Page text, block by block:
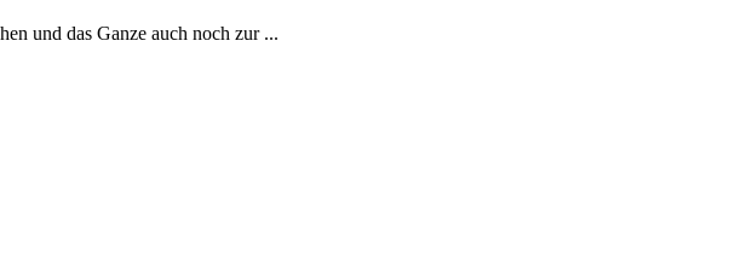
und das Ganze auch noch zur ...